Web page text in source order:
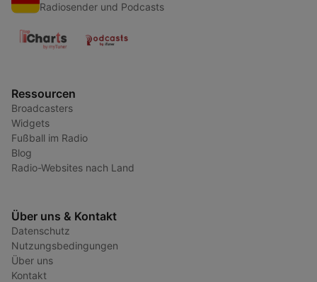
Radiosender und Podcasts
Ressourcen
Broadcasters
Widgets
Fußball im Radio
Blog
Radio-Websites nach Land
Über uns & Kontakt
Datenschutz
Nutzungsbedingungen
Über uns
Kontakt